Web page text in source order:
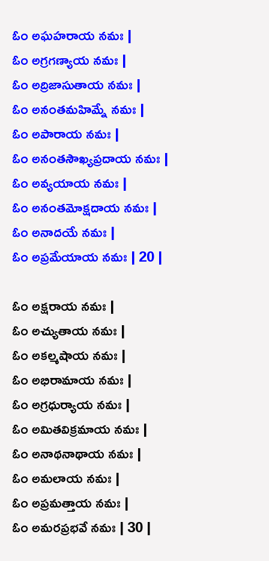
ఓం అఘహరాయ నమః |
ఓం అగ్రగణ్యాయ నమః |
ఓం అద్రిజాసుతాయ నమః |
ఓం అనంతమహిమ్నే నమః |
ఓం అపారాయ నమః |
ఓం అనంతసౌఖ్యప్రదాయ నమః |
ఓం అవ్యయాయ నమః |
ఓం అనంతమోక్షదాయ నమః |
ఓం అనాదయే నమః |
ఓం అప్రమేయాయ నమః | 20 |
ఓం అక్షరాయ నమః |
ఓం అచ్యుతాయ నమః |
ఓం అకల్మషాయ నమః |
ఓం అభిరామాయ నమః |
ఓం అగ్రధుర్యాయ నమః |
ఓం అమితవిక్రమాయ నమః |
ఓం అనాథనాథాయ నమః |
ఓం అమలాయ నమః |
ఓం అప్రమత్తాయ నమః |
ఓం అమరప్రభవే నమః | 30 |